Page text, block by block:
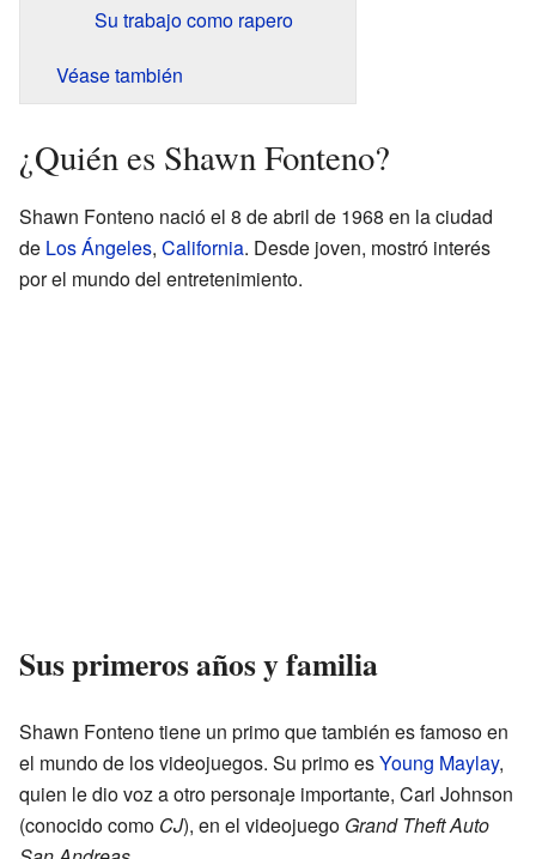
Su trabajo como rapero
Véase también
¿Quién es Shawn Fonteno?
Shawn Fonteno nació el 8 de abril de 1968 en la ciudad
de Los Ángeles, California. Desde joven, mostró interés
por el mundo del entretenimiento.
Sus primeros años y familia
Shawn Fonteno tiene un primo que también es famoso en
el mundo de los videojuegos. Su primo esYoung Maylay,
quien le dio voz a otro personaje importante, Carl Johnson
(conocido como CJ), en el videojuego Grand Theft Auto